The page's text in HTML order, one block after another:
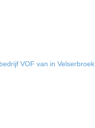
VOF van in Velserbroek